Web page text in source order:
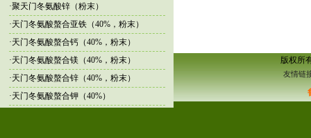
·聚天门冬氨酸锌（粉末）
·天门冬氨酸螯合亚铁（40%，粉末）
·天门冬氨酸螯合钙（40%，粉末）
·天门冬氨酸螯合镁（40%，粉末）
·天门冬氨酸螯合锌（40%，粉末）
·天门冬氨酸螯合钾（40%）
版权所
友情链